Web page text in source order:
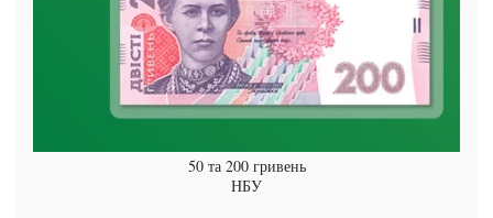
50 та 200 гривень
НБУ